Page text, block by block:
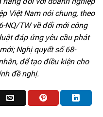
Việt Nam nói chung, theo
NQ/TW về đổi mới công
đáp ứng yêu cầu phát
Nghị quyết số 68-
để tạo điều kiện cho
đề nghị.